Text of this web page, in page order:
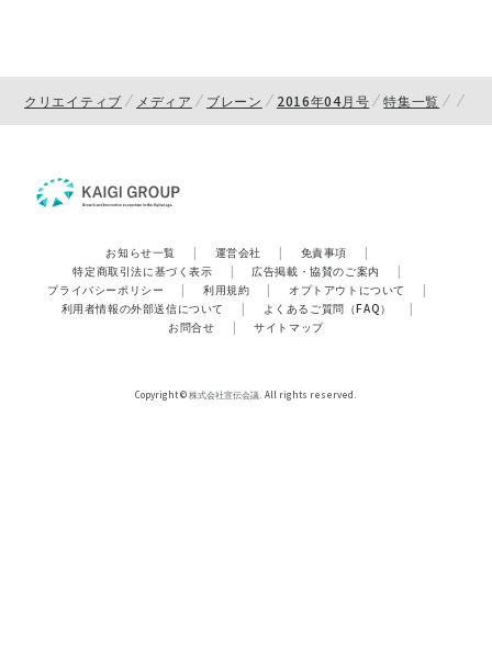
クリエイティブ メディア ブレーン 2016年04月号 特集一覧
お知らせ一覧 | 運営会社 | 免責事項
|
特定商取引法に基づく表示
| 広告掲載・協賛のご案内
|
プライバシーポリシー
| 利用規約 | オプトアウトについて
|
利用者情報の外部送信について
| よくあるご質問（FAQ）
|
お問合せ
| サイトマップ
Copyright © 株式会社宣伝会議. All rights reserved.